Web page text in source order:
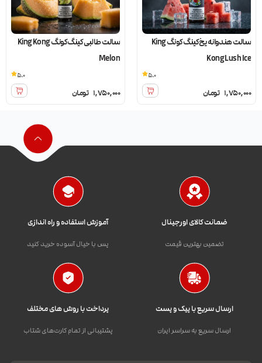
سالت هندوانه یخ کینگ کونگ King
Kong Lush Ice
1,750,000 تومان
5.0
سالت طالبی کینگ کونگ King Kong
Melon
1,750,000 تومان
5.0
ضمانت کالای اورجینال
تضمین بهترین قیمت
آموزش استفاده و راه اندازی
پس با خیال آسوده خرید کنید
ارسال سریع با پیک و پست
ارسال سریع به سراسر ایران
پرداخت با روش های مختلف
پشتیبانی از تمام کارت‌های شتاب